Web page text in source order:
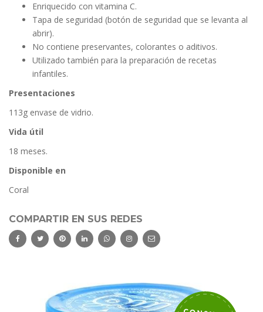
Enriquecido con vitamina C.
Tapa de seguridad (botón de seguridad que se levanta al
abrir).
No contiene preservantes, colorantes o aditivos.
Utilizado también para la preparación de recetas
infantiles.
Presentaciones
113g envase de vidrio.
Vida útil
18 meses.
Disponible en
Coral
COMPARTIR EN SUS REDES